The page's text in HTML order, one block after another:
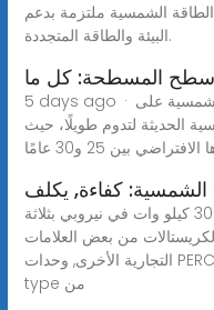
الشمسية ملتزمة بدعم
البيئة والطاقة المتجددة.
المسطحة: كل ما
5 days ago · ما هو العمر الافتراضي المتوقع للألواح الشمسية على
الحديثة لتدوم طويلًا، حيث
الشمسية: كفاءة, يكلف
تم تصميم نظام على السطح التجاري 30 كيلو وات في نيروبي بثلاثة
من بعض العلامات
التجارية الأخرى, وحدات PERC من Hbowa, و bifacial Topcon N-
type من